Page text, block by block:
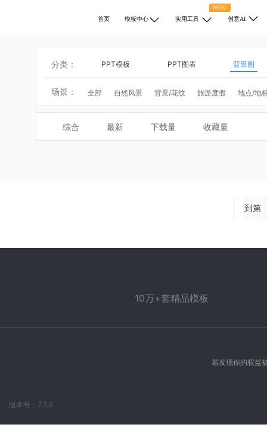
首页 模板中心
NEW
实用工具
创意AI
分类： PPT模板 PPT图表 背景图
场景： 全部 自然风景 背景/花纹 旅游度假 地点/地
动物 医学/健康 商业/金融 宗教 科学/技术
综合 最新 下载量 收藏量
到第
10万+套精品模板
版本号：7.7.0
若发现你的权益